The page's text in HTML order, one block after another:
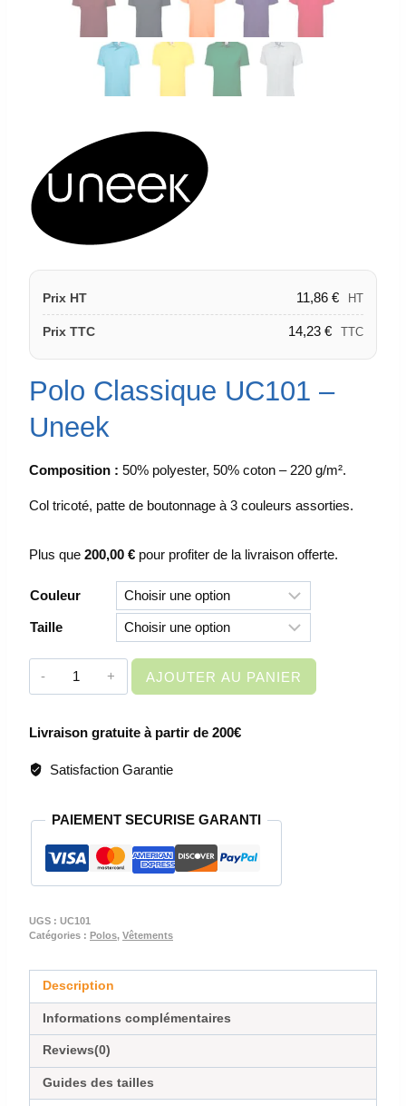
Prix HT 11,86 € HT
Prix TTC 14,23 € TTC
Polo Classique UC101 –
Uneek
Composition : 50% polyester, 50% coton – 220 g/m².
Col tricoté, patte de boutonnage à 3 couleurs assorties.
Plus que 200,00 € pour profiter de la livraison offerte.
Couleur
Taille
quantité
de
DE
-
UC101
AJOUTER AU PANIER
Livraison gratuite à partir de 200€
Satisfaction Garantie
PAIEMENT SECURISE GARANTI
UGS : UC101
Catégories : Polos, Vêtements
Description
Informations complémentaires
Reviews(0)
Guides des tailles